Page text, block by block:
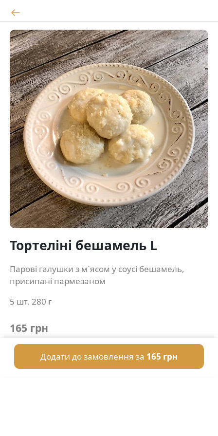
Тортеліні бешамель L
Парові галушки з м`ясом у соусі бешамель,
присипані пармезаном
5 шт, 280 г
165 грн
Додати до замовлення за 165 грн